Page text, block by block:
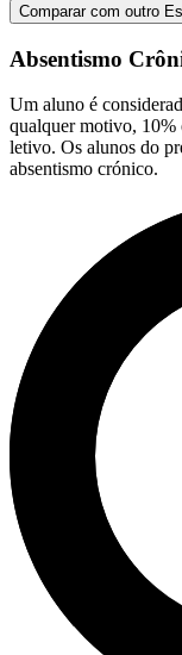
Comparar com outro
Absentismo
Um aluno é
qualquer motivo, 10%
letivo. Os alunos do
absentismo crónico.